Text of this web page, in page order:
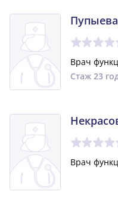
Врач
Стаж 23
Врач